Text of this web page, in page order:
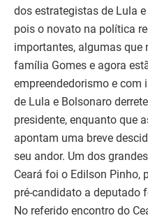
dos estrategistas de Lula
pois o novato na política
importantes, algumas que
família Gomes e agora
empreendedorismo e com
de Lula e Bolsonaro
presidente, enquanto que
apontam uma breve
seu andor. Um dos
Ceará foi o Edilson Pinho,
pré-candidato a deputado
No referido encontro do